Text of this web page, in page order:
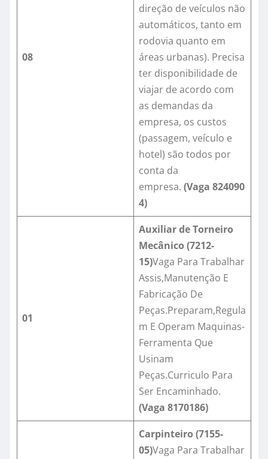
08
direção de veículos não
automáticos, tanto em
rodovia quanto em
áreas urbanas). Precisa
ter disponibilidade de
viajar de acordo com
as demandas da
empresa, os custos
(passagem, veículo e
hotel) são todos por
conta da
empresa. (Vaga 824090
4)
01
Auxiliar de Torneiro
Mecânico (7212-
15)Vaga Para Trabalhar
Assis,Manutenção E
Fabricação De
Peças.Preparam,Regula
m E Operam Maquinas-
Ferramenta Que
Usinam
Peças.Curriculo Para
Ser Encaminhado.
(Vaga 8170186)
Carpinteiro (7155-
05)Vaga Para Trabalhar